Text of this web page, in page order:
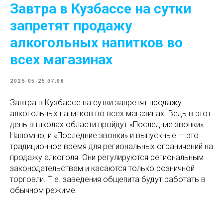
Завтра в Кузбассе на сутки
запретят продажу
алкогольных напитков во
всех магазинах
2026-05-25 07:08
Завтра в Кузбассе на сутки запретят продажу
алкогольных напитков во всех магазинах. Ведь в этот
день в школах области пройдут «Последние звонки».
Напомню, и «Последние звонки» и выпускные — это
традиционное время для региональных ограничений на
продажу алкоголя. Они регулируются региональным
законодательствам и касаются только розничной
торговли. Т.е. заведения общепита будут работать в
обычном режиме.